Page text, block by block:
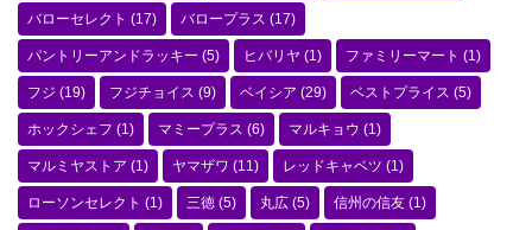
バローセレクト (17) バロープラス (17)
パントリーアンドラッキー (5) ヒバリヤ (1) ファミリーマート (1)
フジ (19) フジチョイス (9) ベイシア (29) ベストプライス (5)
ホックシェフ (1) マミープラス (6) マルキョウ (1)
マルミヤストア (1) ヤマザワ (11) レッドキャベツ (1)
ローソンセレクト (1) 三徳 (5) 丸広 (5) 信州の信友 (1)